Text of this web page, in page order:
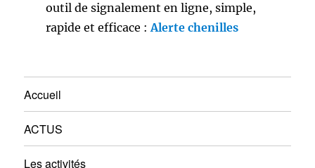
outil de signalement en ligne, simple,
rapide et efficace :Alerte chenilles
Accueil
ACTUS
Les activités